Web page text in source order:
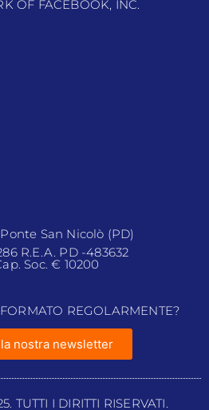
OF FACEBOOK, INC.
San Nicolò (PD)
R.E.A. PD -483632
Soc. € 10200
REGOLARMENTE?
nostra newsletter
TUTTI I DIRITTI RISERVATI.